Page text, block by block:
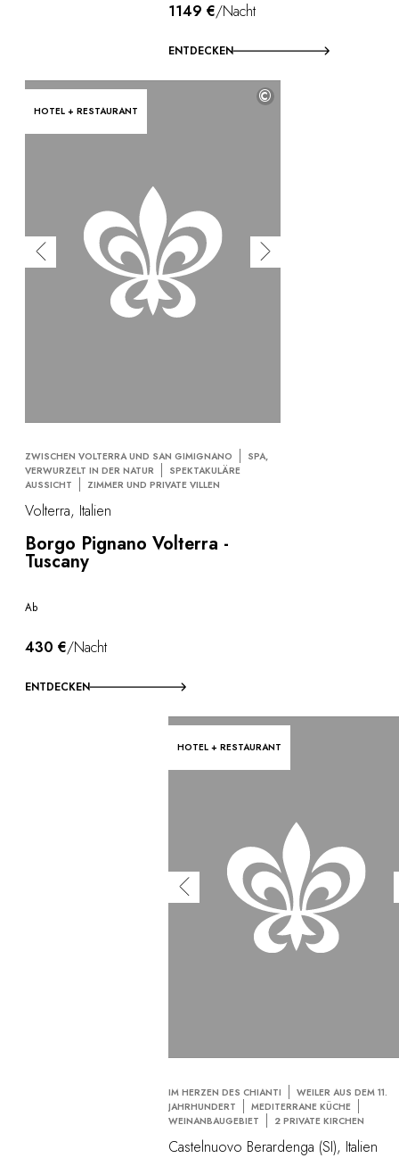
1149 €/Nacht
ENTDECKEN
HOTEL + RESTAURANT
©
ZWISCHEN VOLTERRA UND SAN GIMIGNANO
SPA,
VERWURZELT IN DER NATUR
SPEKTAKULÄRE
AUSSICHT
ZIMMER UND PRIVATE VILLEN
Volterra, Italien
Borgo Pignano Volterra -
Tuscany
Ab
430 €/Nacht
ENTDECKEN
HOTEL + RESTAURANT
IM HERZEN DES CHIANTI
WEILER AUS DEM 11.
JAHRHUNDERT
MEDITERRANE KÜCHE
WEINANBAUGEBIET
2 PRIVATE KIRCHEN
Castelnuovo Berardenga (SI), Italien